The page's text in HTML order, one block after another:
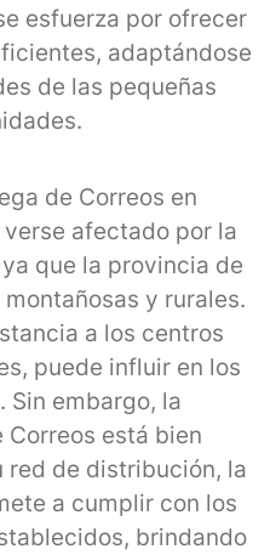
esfuerza por ofrecer
adaptándose
de las pequeñas
de Correos en
afectado por la
que la provincia de
y rurales.
a los centros
puede influir en los
Sin embargo, la
está bien
red de distribución, la
a cumplir con los
brindando